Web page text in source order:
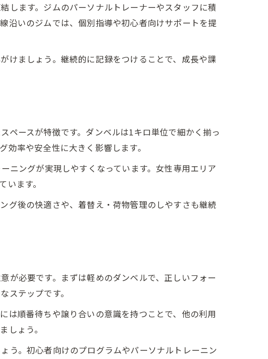
実現
ント
法
します。ジムのパーソナルトレーナーやスタッフに積
沿いのジムでは、個別指導や初心者向けサポートを提
けましょう。継続的に記録をつけることで、成長や課
ペースが特徴です。ダンベルは1キロ単位で細かく揃っ
率や安全性に大きく影響します。
ニングが実現しやすくなっています。女性専用エリア
ます。
グ後の快適さや、着替え・荷物管理のしやすさも継続
が必要です。まずは軽めのダンベルで、正しいフォー
ステップです。
は順番待ちや譲り合いの意識を持つことで、他の利用
しょう。
う。初心者向けのプログラムやパーソナルトレーニン